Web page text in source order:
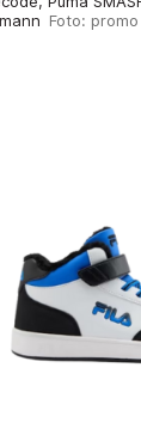
Foto: promo